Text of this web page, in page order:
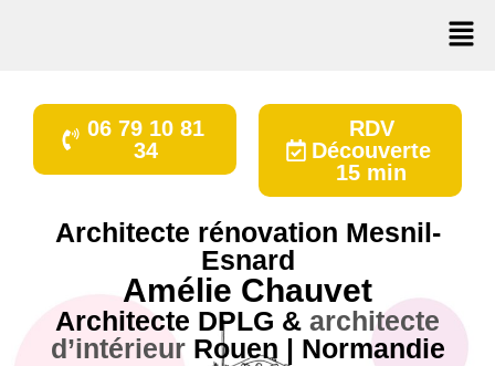
06 79 10 81
34
RDV
Découverte
15 min
Architecte rénovation Mesnil-
Esnard
Amélie Chauvet
Architecte DPLG & architecte
d’intérieurRouen | Normandie